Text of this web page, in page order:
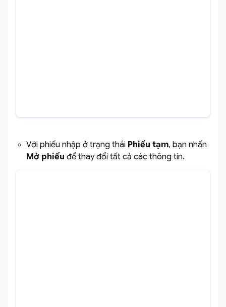
Với phiếu nhập ở trạng thái Phiếu tạm, bạn nhấn
Mở phiếu để thay đổi tất cả các thông tin.